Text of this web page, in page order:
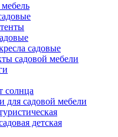
садовые
садовой мебели
солнца
для садовой мебели
детская